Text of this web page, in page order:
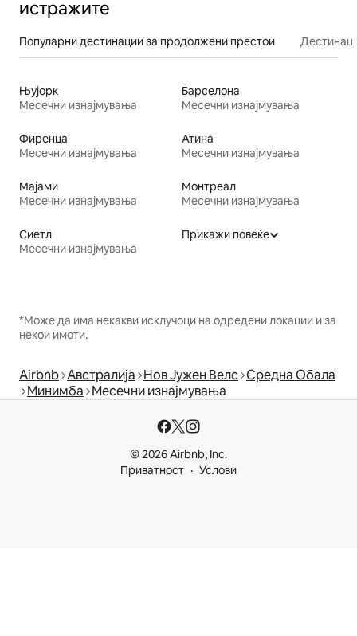
истражите
Популарни дестинации за продолжени престои
Њујорк
Месечни изнајмувања
Барселона
Месечни изнајмувања
Фиренца
Месечни изнајмувања
Атина
Месечни изнајмувања
Мајами
Месечни изнајмувања
Монтреал
Месечни изнајмувања
Сиетл
Месечни изнајмувања
Прикажи повеќе
*Може да има некакви исклучоци на одредени локации и за
некои имоти.
Airbnb Австралија Нов Јужен Велс Средна Обала
Минимба Месечни изнајмувања
© 2026 Airbnb, Inc.
Приватност
Услови